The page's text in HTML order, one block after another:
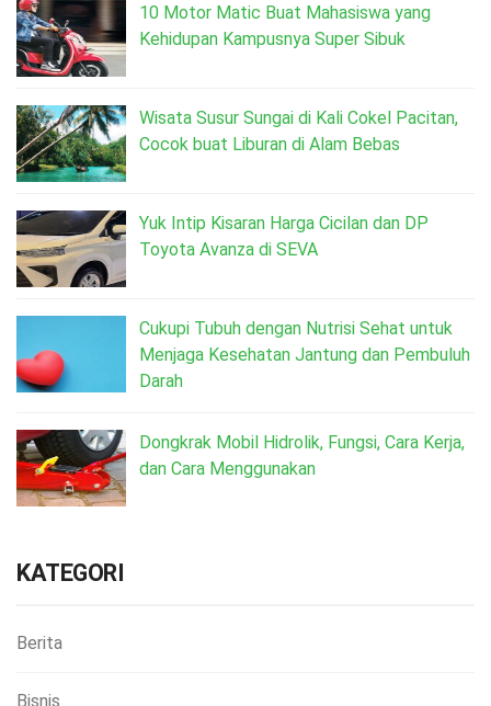
10 Motor Matic Buat Mahasiswa yang
Kehidupan Kampusnya Super Sibuk
Wisata Susur Sungai di Kali Cokel Pacitan,
Cocok buat Liburan di Alam Bebas
Yuk Intip Kisaran Harga Cicilan dan DP
Toyota Avanza di SEVA
Cukupi Tubuh dengan Nutrisi Sehat untuk
Menjaga Kesehatan Jantung dan Pembuluh
Darah
Dongkrak Mobil Hidrolik, Fungsi, Cara Kerja,
dan Cara Menggunakan
KATEGORI
Berita
Bisnis